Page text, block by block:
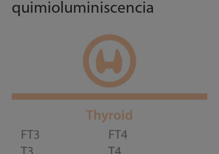
quimioluminiscencia